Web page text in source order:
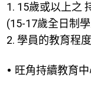
1. 15歲或以上之
(15-17歲全日制
2. 學員的教育程
旺角持續教育